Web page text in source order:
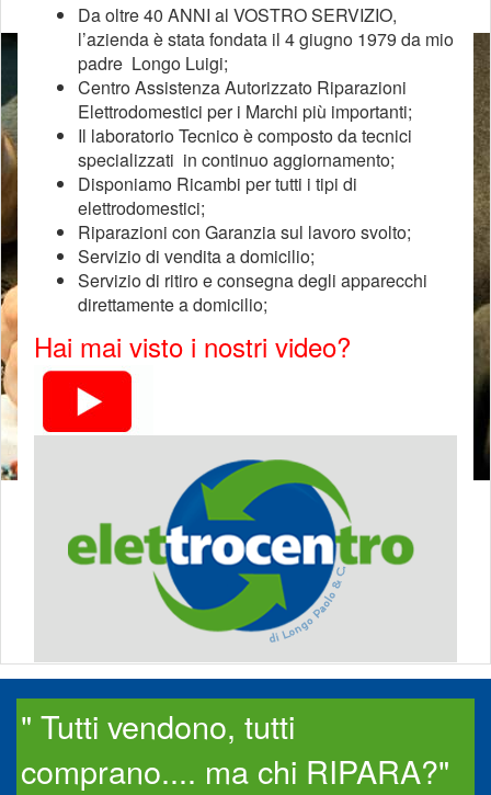
Da oltre 40 ANNI al VOSTRO SERVIZIO,
l’azienda è stata fondata il 4 giugno 1979 da mio
padre Longo Luigi;
Centro Assistenza Autorizzato Riparazioni
Elettrodomestici per i Marchi più importanti;
Il laboratorio Tecnico è composto da tecnici
specializzati in continuo aggiornamento;
Disponiamo Ricambi per tutti i tipi di
elettrodomestici;
Riparazioni con Garanzia sul lavoro svolto;
Servizio di vendita a domicilio;
Servizio di ritiro e consegna degli apparecchi
direttamente a domicilio;
Hai mai visto i nostri video?
" Tutti vendono, tutti
comprano.... ma chi RIPARA?"